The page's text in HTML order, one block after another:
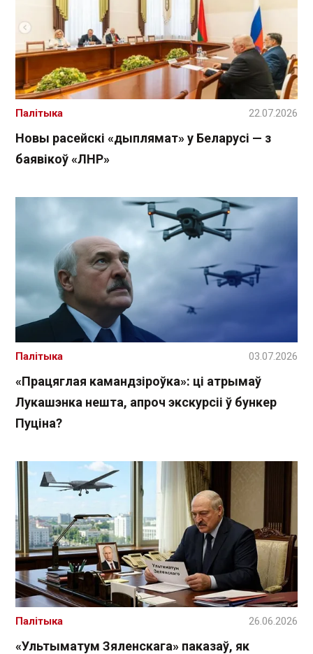
Новы расейскі «дыплямат» у Беларусі — з
баявікоў «ЛНР»
Палітыка 22.07.2026
«Працяглая камандзіроўка»: ці атрымаў
Лукашэнка нешта, апроч экскурсіі ў бункер
Пуціна?
Палітыка 03.07.2026
«Ультыматум Зяленскага» паказаў, як
Палітыка 26.06.2026